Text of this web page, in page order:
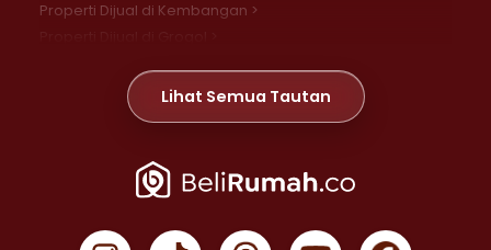
Properti Dijual di Kembangan >
Properti Dijual di Meruya >
Properti Dijual di Jelambar >
Properti Dijual di Jakarta Pusat >
Properti Dijual di Gambir >
Lihat Semua Tautan